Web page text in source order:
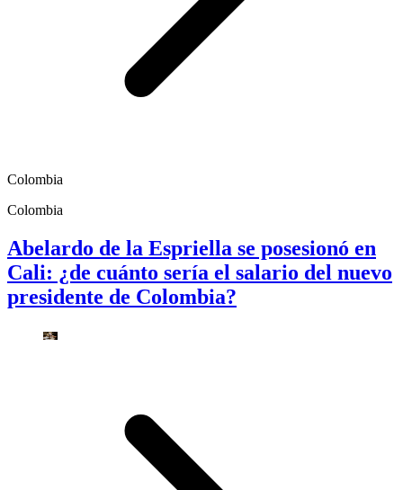
Colombia
Colombia
Abelardo de la Espriella se posesionó en
Cali: ¿de cuánto sería el salario del nuevo
presidente de Colombia?